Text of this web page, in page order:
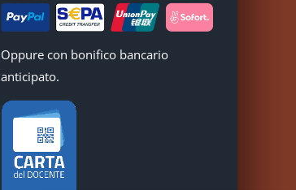
Oppure con bonifico bancario
anticipato.